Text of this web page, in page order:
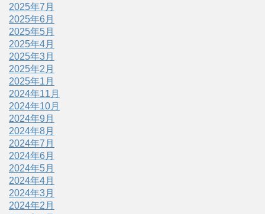
2025年7月
2025年6月
2025年5月
2025年4月
2025年3月
2025年2月
2025年1月
2024年11月
2024年10月
2024年9月
2024年8月
2024年7月
2024年6月
2024年5月
2024年4月
2024年3月
2024年2月